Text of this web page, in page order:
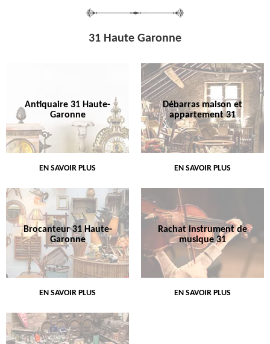
31 Haute Garonne
Antiquaire 31 Haute-
Garonne
EN SAVOIR PLUS
Débarras maison et
appartement 31
EN SAVOIR PLUS
Brocanteur 31 Haute-
Garonne
EN SAVOIR PLUS
Rachat instrument de
musique 31
EN SAVOIR PLUS